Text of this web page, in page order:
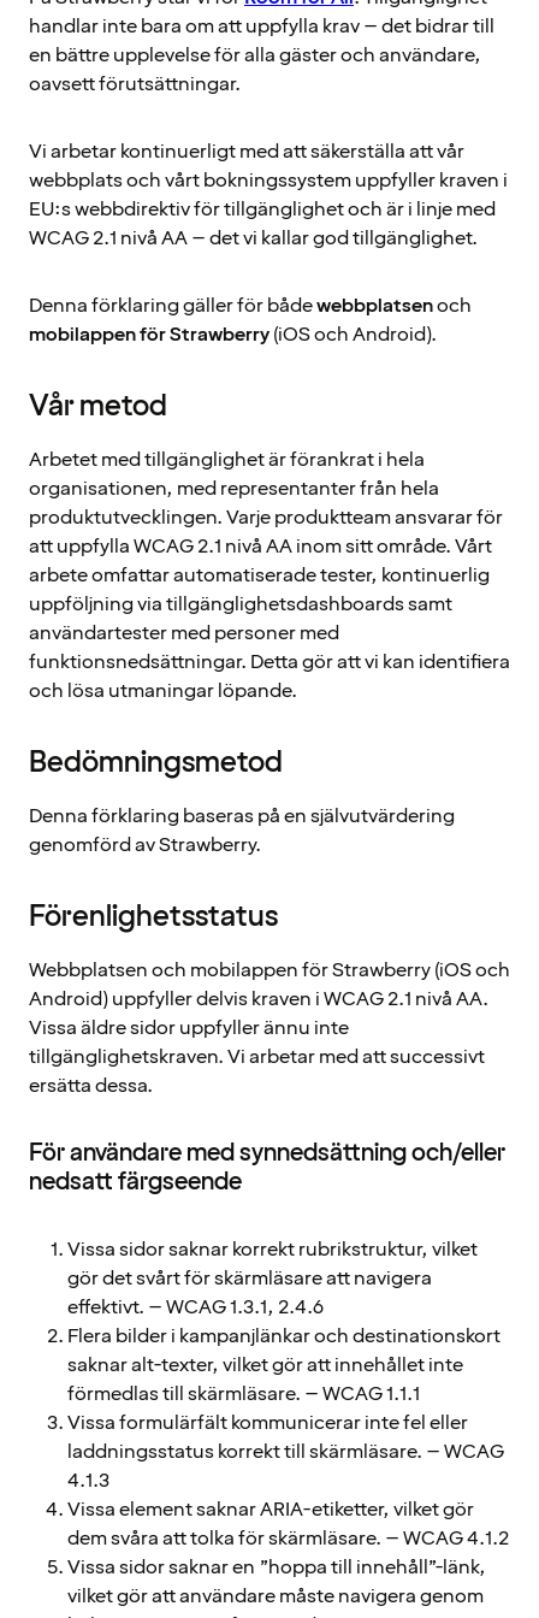
handlar inte bara om att uppfylla krav – det bidrar till
en bättre upplevelse för alla gäster och användare,
oavsett förutsättningar.
Vi arbetar kontinuerligt med att säkerställa att vår
webbplats och vårt bokningssystem uppfyller kraven i
EU:s webbdirektiv för tillgänglighet och är i linje med
WCAG 2.1 nivå AA – det vi kallar god tillgänglighet.
Denna förklaring gäller för bådewebbplatsenoch
mobilappen för Strawberry(iOS och Android).
Vår metod
Arbetet med tillgänglighet är förankrat i hela
organisationen, med representanter från hela
produktutvecklingen. Varje produktteam ansvarar för
att uppfylla WCAG 2.1 nivå AA inom sitt område. Vårt
arbete omfattar automatiserade tester, kontinuerlig
uppföljning via tillgänglighetsdashboards samt
användartester med personer med
funktionsnedsättningar. Detta gör att vi kan identifiera
och lösa utmaningar löpande.
Bedömningsmetod
Denna förklaring baseras på en självutvärdering
genomförd av Strawberry.
Förenlighetsstatus
Webbplatsen och mobilappen för Strawberry (iOS och
Android) uppfyller delvis kraven i WCAG 2.1 nivå AA.
Vissa äldre sidor uppfyller ännu inte
tillgänglighetskraven. Vi arbetar med att successivt
ersätta dessa.
För användare med synnedsättning och/eller
nedsatt färgseende
Vissa sidor saknar korrekt rubrikstruktur, vilket
gör det svårt för skärmläsare att navigera
effektivt. – WCAG 1.3.1, 2.4.6
Flera bilder i kampanjlänkar och destinationskort
saknar alt-texter, vilket gör att innehållet inte
förmedlas till skärmläsare. – WCAG 1.1.1
Vissa formulärfält kommunicerar inte fel eller
laddningsstatus korrekt till skärmläsare. – WCAG
4.1.3
Vissa element saknar ARIA-etiketter, vilket gör
dem svåra att tolka för skärmläsare. – WCAG 4.1.2
Vissa sidor saknar en ”hoppa till innehåll”-länk,
vilket gör att användare måste navigera genom